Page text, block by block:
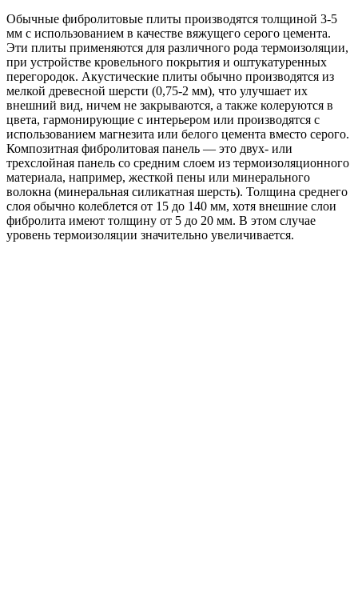
Обычные фибролитовые плиты производятся толщиной 3-5
мм с использованием в качестве вяжущего серого цемента.
Эти плиты применяются для различного рода термоизоляции,
при устройстве кровельного покрытия и оштукатуренных
перегородок. Акустические плиты обычно производятся из
мелкой древесной шерсти (0,75-2 мм), что улучшает их
внешний вид, ничем не закрываются, а также колеруются в
цвета, гармонирующие с интерьером или производятся с
использованием магнезита или белого цемента вместо серого.
Композитная фибролитовая панель — это двух- или
трехслойная панель со средним слоем из термоизоляционного
материала, например, жесткой пены или минерального
волокна (минеральная силикатная шерсть). Толщина среднего
слоя обычно колеблется от 15 до 140 мм, хотя внешние слои
фибролита имеют толщину от 5 до 20 мм. В этом случае
уровень термоизоляции значительно увеличивается.